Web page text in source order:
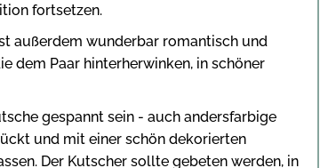
fortsetzen.
außerdem wunderbar romantisch und
dem Paar hinterherwinken, in schöner
gespannt sein - auch andersfarbige
und mit einer schön dekorierten
Der Kutscher sollte gebeten werden, in